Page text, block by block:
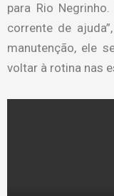
para Rio
corrente de
manutenção, ele
voltar à rotina nas